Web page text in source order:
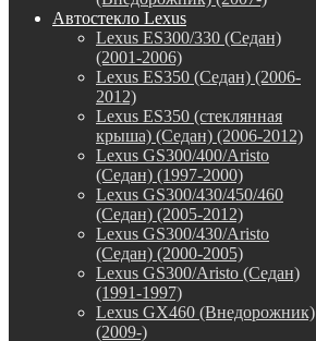
Автостекло Lexus
Lexus ES300/330 (Седан)
(2001-2006)
Lexus ES350 (Седан) (2006-
2012)
Lexus ES350 (стеклянная
крыша) (Седан) (2006-2012)
Lexus GS300/400/Aristo
(Седан) (1997-2000)
Lexus GS300/430/450/460
(Седан) (2005-2012)
Lexus GS300/430/Aristo
(Седан) (2000-2005)
Lexus GS300/Aristo (Седан)
(1991-1997)
Lexus GX460 (Внедорожник)
(2009-)